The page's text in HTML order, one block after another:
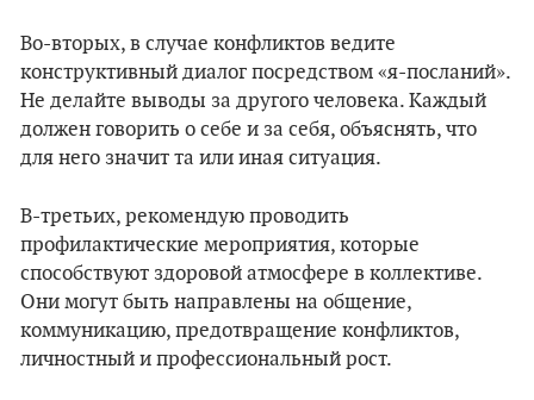
Во-вторых, в случае конфликтов ведите
конструктивный диалог посредством «я-посланий».
Не делайте выводы за другого человека. Каждый
должен говорить о себе и за себя, объяснять, что
для него значит та или иная ситуация.
В-третьих, рекомендую проводить
профилактические мероприятия, которые
способствуют здоровой атмосфере в коллективе.
Они могут быть направлены на общение,
коммуникацию, предотвращение конфликтов,
личностный и профессиональный рост.